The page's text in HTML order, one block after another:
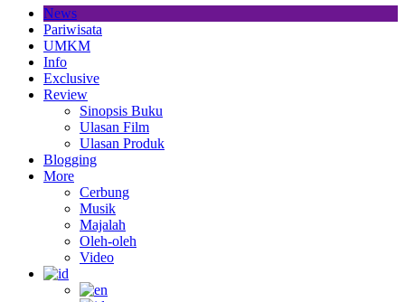
News
Pariwisata
UMKM
Info
Exclusive
Review
Sinopsis Buku
Ulasan Film
Ulasan Produk
Blogging
More
Cerbung
Musik
Majalah
Oleh-oleh
Video